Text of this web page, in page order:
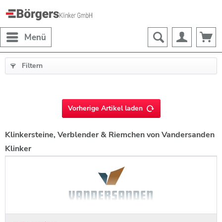
Menü
Filtern
Vorherige Artikel laden
Klinkersteine, Verblender & Riemchen von Vandersanden
Klinker
Klinker und Riemchen von Vandersanden – das bedeutet ein